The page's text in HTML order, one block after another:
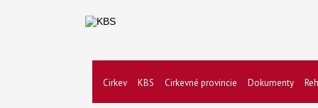
Cirkev KBS Cirkevné provincie Dokumenty